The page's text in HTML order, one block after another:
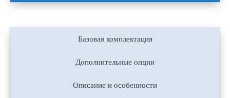
Базовая комплектация
Дополнительные опции
Описание и особенности